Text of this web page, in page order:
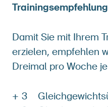
Trainingsempfehlung
Damit Sie mit Ihrem
erzielen, empfehlen
Dreimal pro Woche
+ 3